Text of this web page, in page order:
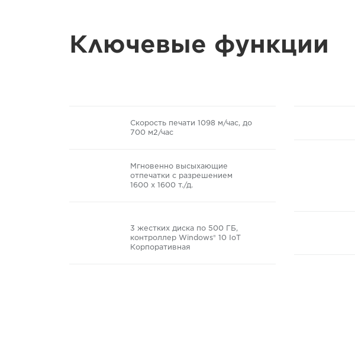
Ключевые функции
Скорость печати 1098 м/час, до
700 м2/час
Мгновенно высыхающие
отпечатки с разрешением
1600 x 1600 т./д.
3 жестких диска по 500 ГБ,
контроллер Windows® 10 IoT
Корпоративная